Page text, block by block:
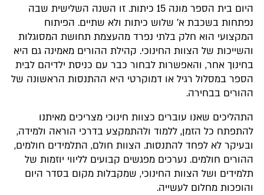
היום בית הספר מונה 15 כיתות. זו השנה השלישית שבה
נפתחות בשכבת א' שלוש כיתות ולא שתיים. הפיתוח
המקצועי הוא חלק בלתי נפרד מהעצמת תחושת המסוגלות
והשייכות של הצוות החינוכי. קהילת ההורים מאמינה גם היא
בחינוך אחר, והאפשרות לבחור כבר עם כניסת ילדיהם לבית
הספר במסלול רגיל או דמוקרטי היא ההתנסות הראשונה של
ההורים בבחירה.
התהליכים שאנו עוברים כצוות חינוכי מצריכים מאיתנו
להתפתח כל הזמן, ללמוד ולהתמקצע בדרכי הוראה ולמידה,
ובעיקר לא לפחד להתנסות. הצוות חולם, התלמידים חולמים,
ההורים חולמים. נערכים מפגשים קבועים לליווי יוזמות של
תלמידים ושל הצוות החינוכי, שמקבלות מקום בסדר היום
והופכות מחלום לעשייה.